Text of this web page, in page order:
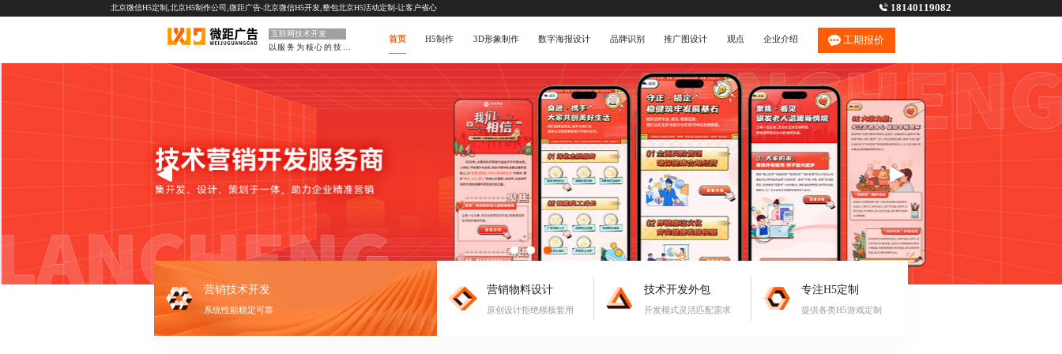
北京微信H5定制,北京H5制作公司,微距广告-北京微信H5开发,整包北京H5活动定制-让客户省心 18140119082
互联网技术开发
首页 H5制作 3D形象制作 数字海报设计 品牌识别 推广图设计 观点 企业介绍 工期报价
营销技术开发
系统性能稳定可靠
营销物料设计
原创设计拒绝模板套用
技术开发外包
开发模式灵活匹配需求
专注H5定制
提供各类H5游戏定制